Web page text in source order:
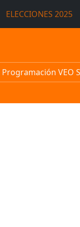
ELECCIONES 2025
Programación VEO